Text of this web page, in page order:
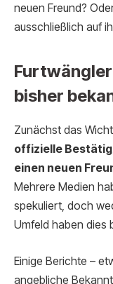
neuen Freund?
ausschließlich auf
bisher
Zunächst das
offizielle
einen neuen
Mehrere Medien
spekuliert, doch
Umfeld haben dies
Einige Berichte –
angebliche